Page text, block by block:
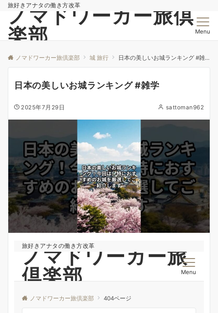
旅好きアナタの働き方改革
ノマドワーカー旅倶
楽部
Menu
ノマドワーカー旅倶楽部 城 旅行 日本の美しいお城ランキング #雑学
日本の美しいお城ランキング #雑学
2025年7月29日 sattoman962